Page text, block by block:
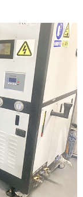
▼
▼